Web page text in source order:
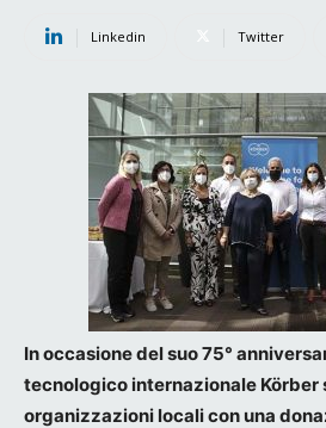
Linkedin Twitter
In occasione del suo 75°
tecnologico internazionale Körber
organizzazioni locali con una